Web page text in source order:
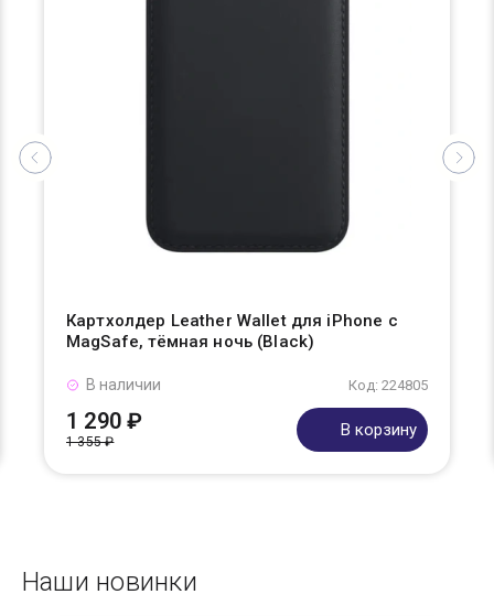
Картхолдер Leather Wallet для iPhone с
MagSafe, тёмная ночь (Black)
Код: 224805
В наличии
1 290 ₽
1 355 ₽
В корзину
Наши новинки